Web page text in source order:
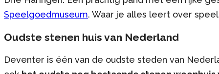
Speelgoedmuseum. Waar je alles leert over
Oudste stenen huis van Nederland
Deventer is één van de oudste steden van